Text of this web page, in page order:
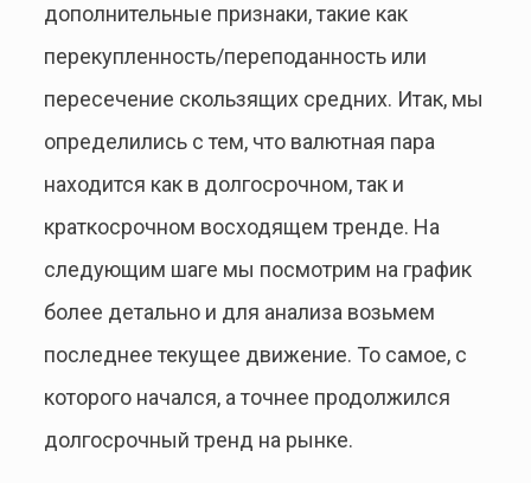
дополнительные признаки, такие как
перекупленность/переподанность или
пересечение скользящих средних. Итак, мы
определились с тем, что валютная пара
находится как в долгосрочном, так и
краткосрочном восходящем тренде. На
следующим шаге мы посмотрим на график
более детально и для анализа возьмем
последнее текущее движение. То самое, с
которого начался, а точнее продолжился
долгосрочный тренд на рынке.